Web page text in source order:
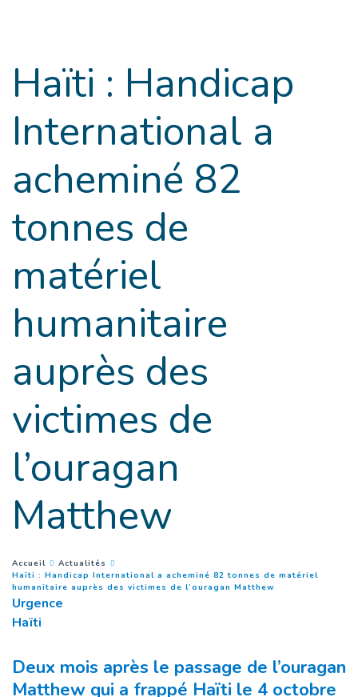
Haïti : Handicap
International a
acheminé 82
tonnes de
matériel
humanitaire
auprès des
victimes de
l’ouragan
Matthew
You are here :
Accueil
Actualités
Haïti : Handicap International a acheminé 82 tonnes de matériel
humanitaire auprès des victimes de l’ouragan Matthew
Urgence
Haïti
Deux mois après le passage de l’ouragan
Matthew qui a frappé Haïti le 4 octobre